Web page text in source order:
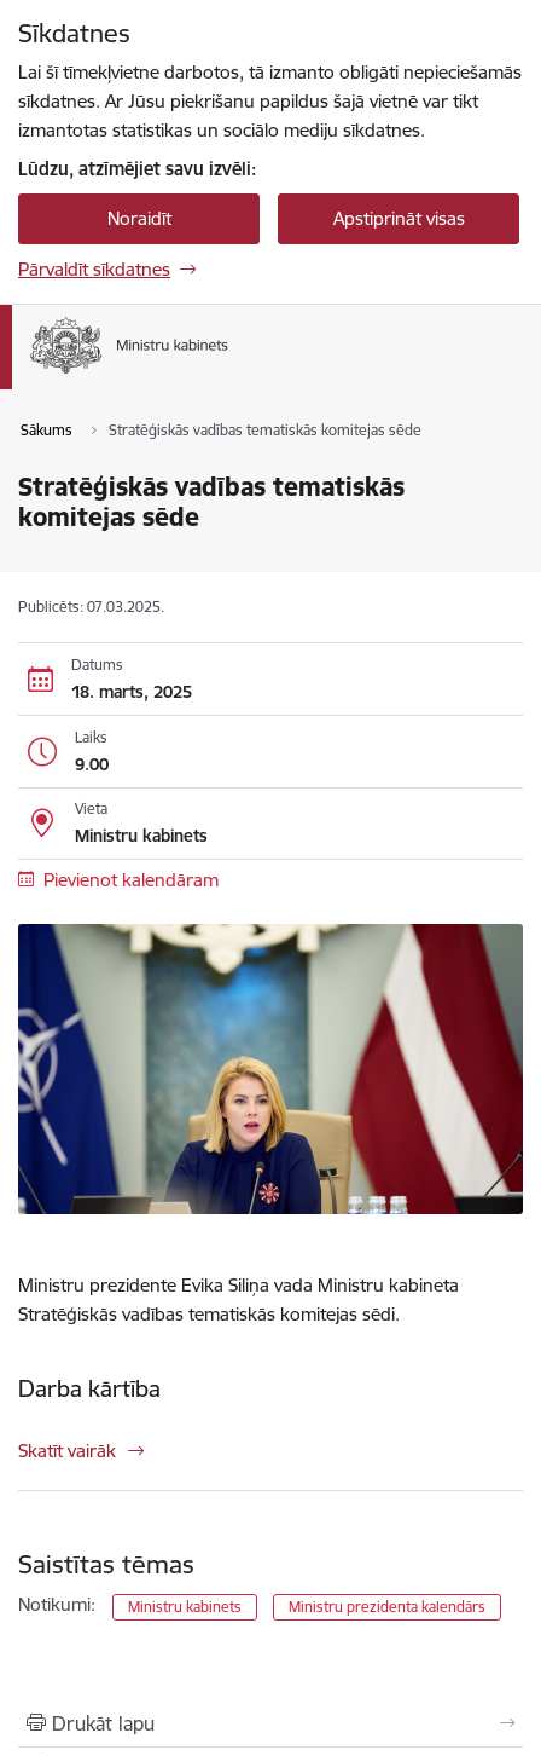
Sīkdatnes
Lai šī tīmekļvietne darbotos, tā izmanto obligāti nepieciešamās
sīkdatnes. Ar Jūsu piekrišanu papildus šajā vietnē var tikt
izmantotas statistikas un sociālo mediju sīkdatnes.
Lūdzu, atzīmējiet savu izvēli:
Noraidīt Apstiprināt visas
Pārvaldīt sīkdatnes
Sākums Stratēģiskās vadības tematiskās komitejas sēde
Stratēģiskās vadības tematiskās
komitejas sēde
Publicēts: 07.03.2025.
Datums
18. marts, 2025
Laiks
9.00
Vieta
Ministru kabinets
Pievienot kalendāram
Ministru prezidente Evika Siliņa vada Ministru kabineta
Stratēģiskās vadības tematiskās komitejas sēdi.
Darba kārtība
Skatīt vairāk
Saistītas tēmas
Notikumi: Ministru kabinets Ministru prezidenta kalendārs
Drukāt lapu